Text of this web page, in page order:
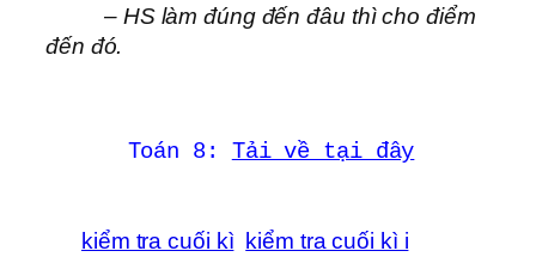
– HS làm đúng đến đâu thì cho điểm
đến đó.
Toán 8: Tải về tại đây
kiểm tra cuối kì
kiểm tra cuối kì i